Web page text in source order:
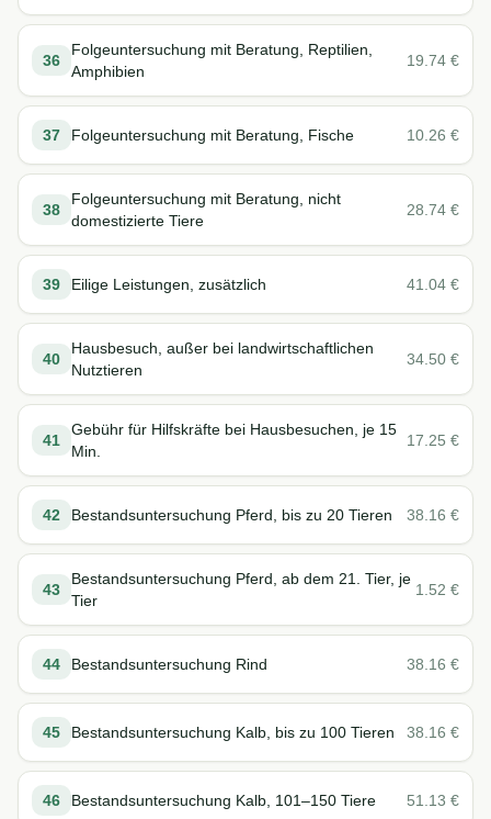
36
Folgeuntersuchung mit Beratung, Reptilien,
Amphibien
19.74 €
37 Folgeuntersuchung mit Beratung, Fische 10.26 €
38
Folgeuntersuchung mit Beratung, nicht
domestizierte Tiere
28.74 €
39 Eilige Leistungen, zusätzlich 41.04 €
40
Hausbesuch, außer bei landwirtschaftlichen
Nutztieren
34.50 €
41
Gebühr für Hilfskräfte bei Hausbesuchen, je 15
Min.
17.25 €
42 Bestandsuntersuchung Pferd, bis zu 20 Tieren 38.16 €
43
Bestandsuntersuchung Pferd, ab dem 21. Tier, je
Tier
1.52 €
44 Bestandsuntersuchung Rind 38.16 €
45 Bestandsuntersuchung Kalb, bis zu 100 Tieren 38.16 €
46 Bestandsuntersuchung Kalb, 101–150 Tiere 51.13 €